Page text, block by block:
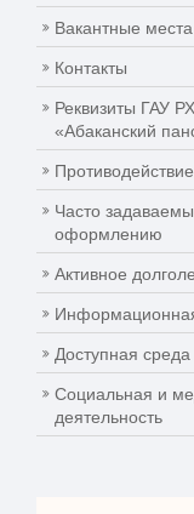
Вакантные
Контакты
Реквизиты ГАУ
«Абаканский
Часто
оформлению
Активное
Доступная
Социальная и
деятельность